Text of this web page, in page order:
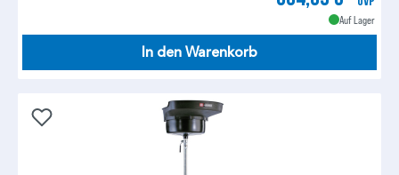
Auf Lager
In den Warenkorb